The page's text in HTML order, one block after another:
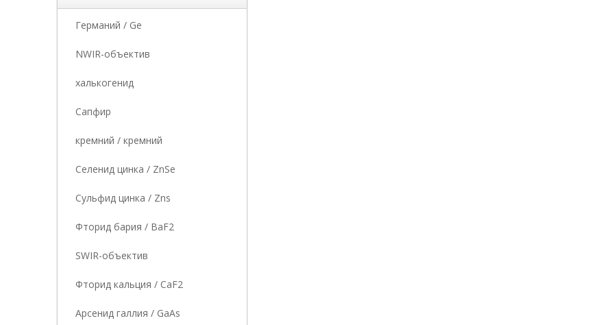
Германий / Ge
NWIR-объектив
халькогенид
Сапфир
кремний / кремний
Селенид цинка / ZnSe
Сульфид цинка / Zns
Фторид бария / BaF2
SWIR-объектив
Фторид кальция / CaF2
Арсенид галлия / GaAs